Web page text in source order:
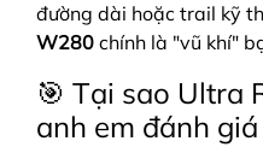
đường dài hoặc trail kỹ
W280 chính là "vũ khí"
🎯 Tại sao Ultra
anh em đánh giá